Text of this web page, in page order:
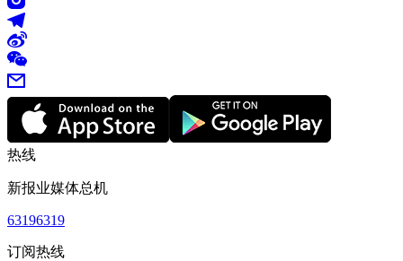
热线
新报业媒体总机
63196319
订阅热线